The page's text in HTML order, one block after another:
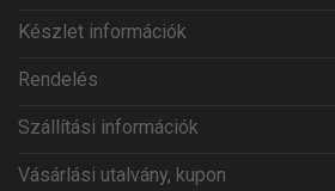
Készlet információk
Rendelés
Szállítási információk
Vásárlási utalvány, kupon